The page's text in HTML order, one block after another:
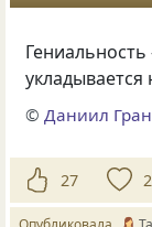
укладывается
© Даниил
27 2